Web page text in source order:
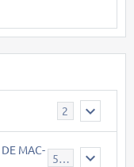
2
MAC-
543